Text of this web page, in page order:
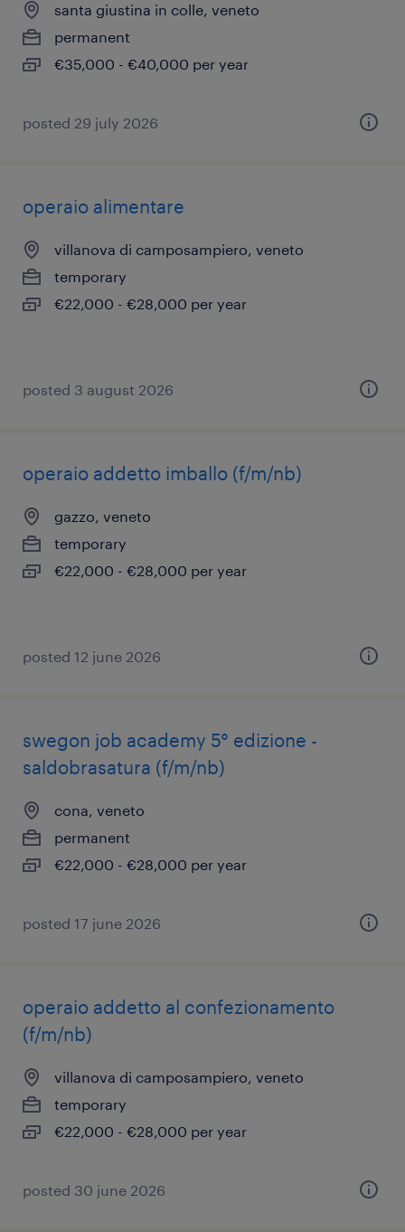
santa giustina in colle, veneto
permanent
€35,000 - €40,000 per year
posted 29 july 2026
operaio alimentare
villanova di camposampiero, veneto
temporary
€22,000 - €28,000 per year
posted 3 august 2026
operaio addetto imballo (f/m/nb)
gazzo, veneto
temporary
€22,000 - €28,000 per year
posted 12 june 2026
swegon job academy 5° edizione -
saldobrasatura (f/m/nb)
cona, veneto
permanent
€22,000 - €28,000 per year
posted 17 june 2026
operaio addetto al confezionamento
(f/m/nb)
villanova di camposampiero, veneto
temporary
€22,000 - €28,000 per year
posted 30 june 2026